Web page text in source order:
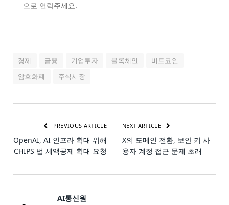
으로 연락주세요.
경제 금융 기업투자 블록체인
비트코인
암호화폐
주식시장
PREVIOUS ARTICLE
OpenAI, AI 인프라 확대 위해
CHIPS 법 세액공제 확대 요청
NEXT ARTICLE
X의 도메인 전환, 보안 키 사
용자 계정 접근 문제 초래
AI통신원